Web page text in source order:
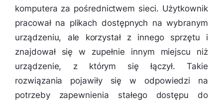
komputera za pośrednictwem sieci. Użytkownik
pracował na plikach dostępnych na wybranym
urządzeniu, ale korzystał z innego sprzętu i
znajdował się w zupełnie innym miejscu niż
urządzenie, z którym się łączył. Takie
rozwiązania pojawiły się w odpowiedzi na
potrzeby zapewnienia stałego dostępu do